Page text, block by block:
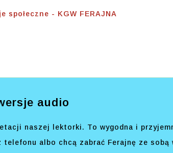
społeczne - KGW FERAJNA
audio
naszej lektorki. To wygodna i
albo chcą zabrać Ferajnę ze sobą